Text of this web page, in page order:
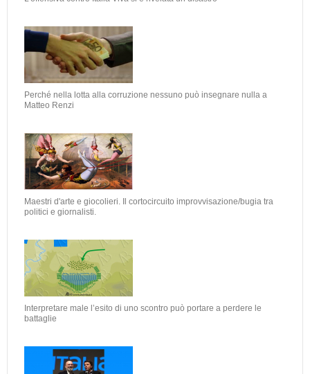
Perché nella lotta alla corruzione nessuno può insegnare nulla a
Matteo Renzi
Maestri d'arte e giocolieri. Il cortocircuito improvvisazione/bugia tra
politici e giornalisti.
Interpretare male l’esito di uno scontro può portare a perdere le
battaglie